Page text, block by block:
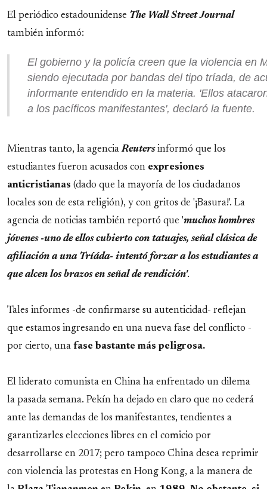
El periódico estadounidense The Wall Street Journal
también informó:
El gobierno y la policía creen que la violencia en
siendo ejecutada por bandas del tipo tríada, de
informante entendido en la materia. 'Ellos
a los pacíficos manifestantes', declaró la fuente.
Mientras tanto, la agenciaReutersinformó que los
estudiantes fueron acusados con expresiones
anticristianas (dado que la mayoría de los ciudadanos
locales son de esta religión), y con gritos de '¡Basura!'. La
agencia de noticias también reportó que 'muchos hombres
jóvenes -uno de ellos cubierto con tatuajes, señal clásica de
afiliación a una Tríáda- intentó forzar a los estudiantes a
que alcen los brazos en señal de rendición'.
Tales informes -de confirmarse su autenticidad- reflejan
que estamos ingresando en una nueva fase del conflicto -
por cierto, una fase bastante más peligrosa.
El liderato comunista en China ha enfrentado un dilema
la pasada semana. Pekín ha dejado en claro que no cederá
ante las demandas de los manifestantes, tendientes a
garantizarles elecciones libres en el comicio por
desarrollarse en 2017; pero tampoco China desea reprimir
con violencia las protestas en Hong Kong, a la manera de